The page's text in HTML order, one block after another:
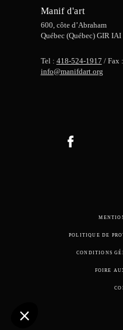
Manif d'art
600, côte d’Abraham
Québec (Québec) GIR IAI
Tel : 418-524-1917 / Fax :
info@manifdart.org
POLITIQUE DE
CONDITIONS
FOIRE